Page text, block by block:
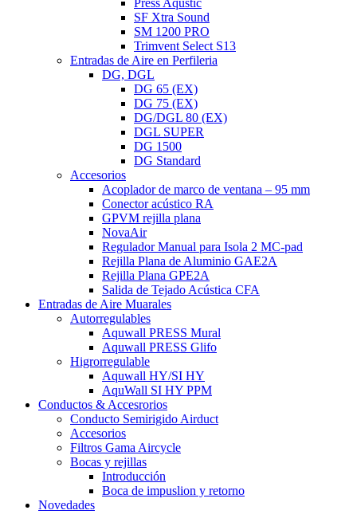
Press Aqustic
SF Xtra Sound
SM 1200 PRO
Trimvent Select S13
Entradas de Aire en Perfileria
DG, DGL
DG 65 (EX)
DG 75 (EX)
DG/DGL 80 (EX)
DGL SUPER
DG 1500
DG Standard
Accesorios
Acoplador de marco de ventana – 95 mm
Conector acústico RA
GPVM rejilla plana
NovaAir
Regulador Manual para Isola 2 MC-pad
Rejilla Plana de Aluminio GAE2A
Rejilla Plana GPE2A
Salida de Tejado Acústica CFA
Entradas de Aire Muarales
Autorregulables
Aquwall PRESS Mural
Aquwall PRESS Glifo
Higrorregulable
Aquwall HY/SI HY
AquWall SI HY PPM
Conductos & Accesrorios
Conducto Semirigido Airduct
Accesorios
Filtros Gama Aircycle
Bocas y rejillas
Introducción
Boca de impuslion y retorno
Novedades